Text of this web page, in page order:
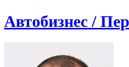
Автобизнес /